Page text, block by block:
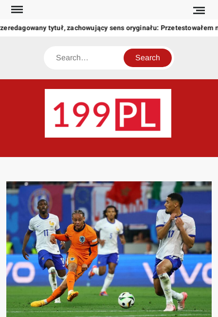
Skip
content
tytuł, zachowujący sens oryginału: Przetestowałem
Search
świat